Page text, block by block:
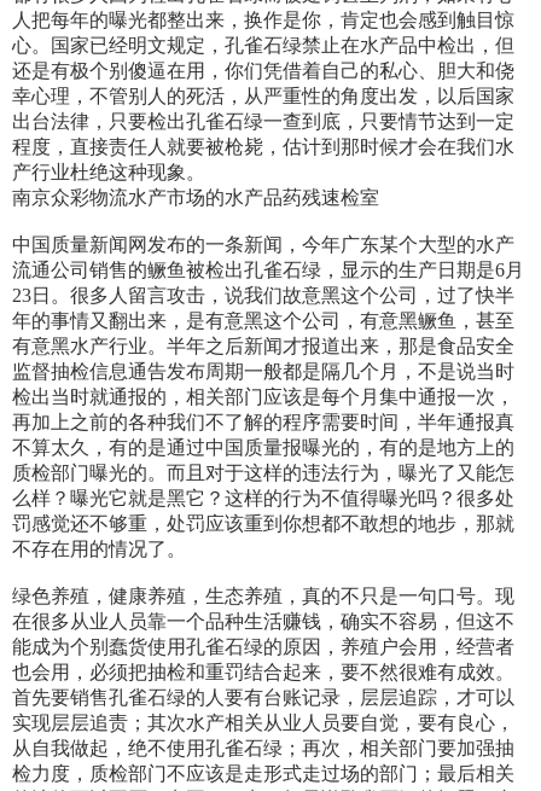
人把每年的曝光都整出来，换作是你，肯定也会感到触目惊
心。国家已经明文规定，孔雀石绿禁止在水产品中检出，但
还是有极个别傻逼在用，你们凭借着自己的私心、胆大和侥
幸心理，不管别人的死活，从严重性的角度出发，以后国家
出台法律，只要检出孔雀石绿一查到底，只要情节达到一定
程度，直接责任人就要被枪毙，估计到那时候才会在我们水
产行业杜绝这种现象。
南京众彩物流水产市场的水产品药残速检室
中国质量新闻网发布的一条新闻，今年广东某个大型的水产
流通公司销售的鳜鱼被检出孔雀石绿，显示的生产日期是6月
23日。很多人留言攻击，说我们故意黑这个公司，过了快半
年的事情又翻出来，是有意黑这个公司，有意黑鳜鱼，甚至
有意黑水产行业。半年之后新闻才报道出来，那是食品安全
监督抽检信息通告发布周期一般都是隔几个月，不是说当时
检出当时就通报的，相关部门应该是每个月集中通报一次，
再加上之前的各种我们不了解的程序需要时间，半年通报真
不算太久，有的是通过中国质量报曝光的，有的是地方上的
质检部门曝光的。而且对于这样的违法行为，曝光了又能怎
么样？曝光它就是黑它？这样的行为不值得曝光吗？很多处
罚感觉还不够重，处罚应该重到你想都不敢想的地步，那就
不存在用的情况了。
绿色养殖，健康养殖，生态养殖，真的不只是一句口号。现
在很多从业人员靠一个品种生活赚钱，确实不容易，但这不
能成为个别蠢货使用孔雀石绿的原因，养殖户会用，经营者
也会用，必须把抽检和重罚结合起来，要不然很难有成效。
首先要销售孔雀石绿的人要有台账记录，层层追踪，才可以
实现层层追责；其次水产相关从业人员要自觉，要有良心，
从自我做起，绝不使用孔雀石绿；再次，相关部门要加强抽
检力度，质检部门不应该是走形式走过场的部门；最后相关